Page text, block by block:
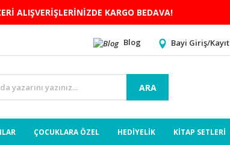
ALIŞVERİŞLERİNİZDE KARGO BEDAVA!
Blog Bayi Giriş/Kayıt
ARA
ÇOCUKLARA ÖZEL HEDİYELİK KİTAP SETLERİ